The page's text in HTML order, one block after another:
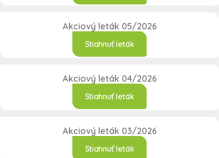
Akciový leták 05/2026
Stiahnuť leták
Akciový leták 04/2026
Stiahnuť leták
Akciový leták 03/2026
Stiahnuť leták